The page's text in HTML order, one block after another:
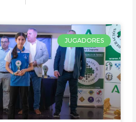
JUGADORES